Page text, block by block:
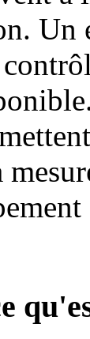
Un